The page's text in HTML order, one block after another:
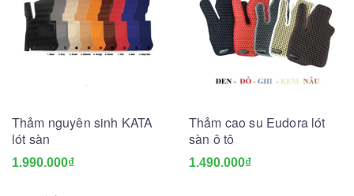
Thảm nguyên sinh KATA
lót sàn
1.990.000₫
Thảm cao su Eudora lót
sàn ô tô
1.490.000₫